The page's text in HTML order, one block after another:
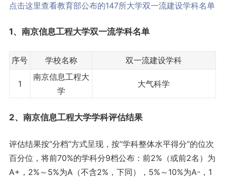
点击这里查看教育部公布的147所大学双一流建设学科名单
1、南京信息工程大学双一流学科名单
序号 学校名称 双一流建设学科
1
南京信息工程大
学
大气科学
2、南京信息工程大学学科评估结果
评估结果按“分档”方式呈现，按“学科整体水平得分”的位次
百分位，将前70%的学科分9档公布：前2%（或前2名）为
A+，2%～5%为A（不含2%，下同），5%～10%为A-，1